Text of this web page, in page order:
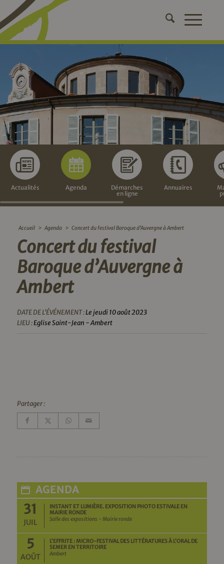
Actualités Agenda
Démarches
en ligne
Annuaires
Accueil > Agenda > Concert du festival Baroque d’Auvergne à Ambert
Concert du festival
Baroque d’Auvergne à
Ambert
DATE DE L'ÉVÉNEMENT :Le jeudi 10 août 2023
LIEU :Eglise Saint-Jean - Ambert
Partager :
AGENDA
31
JUIL
INSTANT ET LUMIÈRE. EXPOSITION PHOTO ESTIVALE EN
MAIRIE RONDE
Salle des expositions - Mairie ronde
5
AOÛT
L’EFFRITE : MICRO-FESTIVAL DES LITTÉRATURES À L’ORAL DE
SEMER EN TERRITOIRE
Ambert